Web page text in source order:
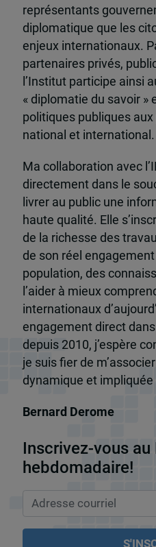
représentants
diplomatique que les
enjeux internationaux.
partenaires privés,
l’Institut participe ainsi
« diplomatie du savoir »
politiques publiques
national et international.
Ma collaboration avec
directement dans le
livrer au public une
haute qualité. Elle
de la richesse des
de son réel
population, des
l’aider à mieux
internationaux
engagement direct
depuis 2010, j’espère
je suis fier de
dynamique et impliquée
Bernard Derome
Inscrivez-vous au
hebdomadaire!